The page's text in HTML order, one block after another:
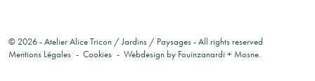
© 2026 -Atelier Alice Tricon / Jardins / Paysages- All rights reserved
Mentions Légales
Cookies Webdesign by Fouinzanardi + Mosne.